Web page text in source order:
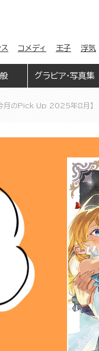
コメディ 王子 浮気
グラビア・写真集
今月のPick Up 2025年8月】